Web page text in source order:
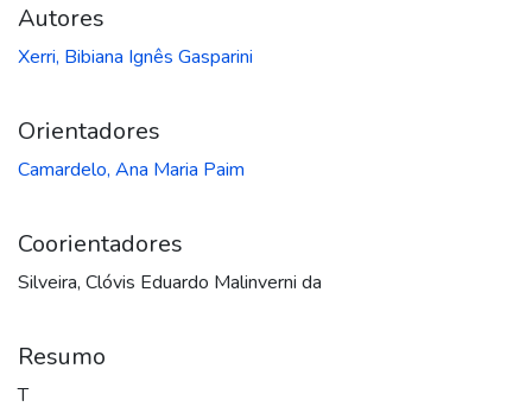
Autores
Xerri, Bibiana Ignês Gasparini
Orientadores
Camardelo, Ana Maria Paim
Coorientadores
Silveira, Clóvis Eduardo Malinverni da
Resumo
T